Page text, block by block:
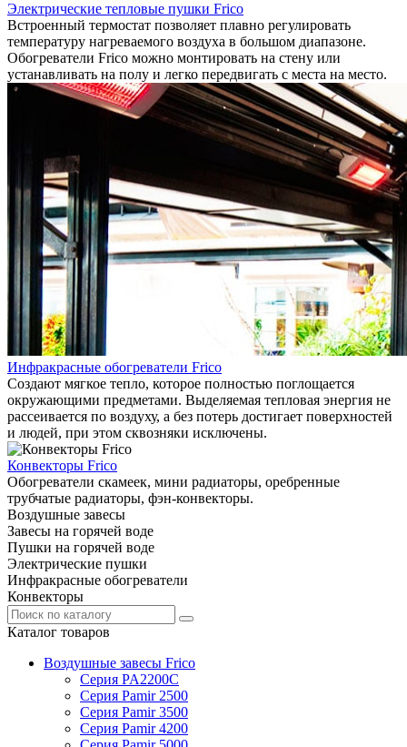
Электрические тепловые пушки Frico
Встроенный термостат позволяет плавно регулировать
температуру нагреваемого воздуха в большом диапазоне.
Обогреватели Frico можно монтировать на стену или
устанавливать на полу и легко передвигать с места на место.
Инфракрасные обогреватели Frico
Создают мягкое тепло, которое полностью поглощается
окружающими предметами. Выделяемая тепловая энергия не
рассеивается по воздуху, а без потерь достигает поверхностей
и людей, при этом сквозняки исключены.
Конвекторы Frico
Обогреватели скамеек, мини радиаторы, оребренные
трубчатые радиаторы, фэн-конвекторы.
Воздушные завесы
Завесы на горячей воде
Пушки на горячей воде
Электрические пушки
Инфракрасные обогреватели
Конвекторы
Каталог товаров
Воздушные завесы Frico
Серия PA2200C
Серия Pamir 2500
Серия Pamir 3500
Серия Pamir 4200